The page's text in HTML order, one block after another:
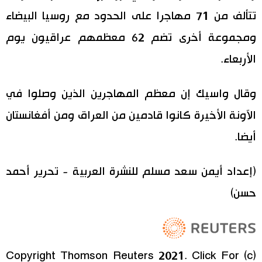
تتألف من 71 مهاجرا على الحدود مع روسيا البيضاء
ومجموعة أخرى تضم 62 معظمهم عراقيون يوم
الأربعاء.
وقال واسيك إن معظم المهاجرين الذين وصلوا في
الآونة الأخيرة كانوا قادمين من العراق ومن أفغانستان
أيضا.
(إعداد أيمن سعد مسلم للنشرة العربية - تحرير أحمد
حسن)
(c) Copyright Thomson Reuters 2021. Click For